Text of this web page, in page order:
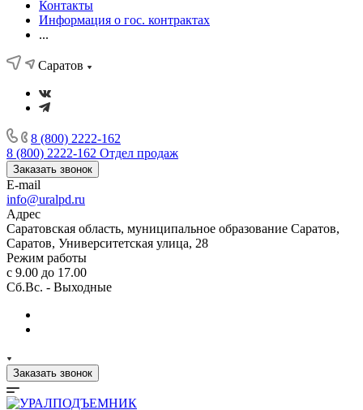
Контакты
Информация о гос. контрактах
...
Саратов
8 (800) 2222-162
8 (800) 2222-162 Отдел продаж
Заказать звонок
E-mail
info@uralpd.ru
Адрес
Саратовская область, муниципальное образование Саратов,
Саратов, Университетская улица, 28
Режим работы
с 9.00 до 17.00
Сб.Вс. - Выходные
Заказать звонок